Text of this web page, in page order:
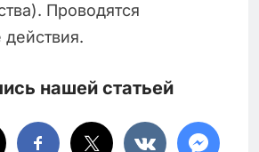
Проводятся
нашей статьей